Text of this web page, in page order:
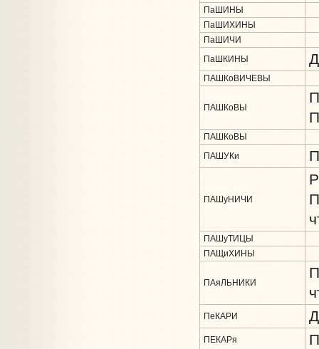
ПаШИНЫ
ПаШИХИНЫ
ПаШИЧИ
ПаШКИНЫ
ПАШКоВИЧЕВЫ
ПАШКоВЫ
ПАШКоВЫ
ПАШУКи
ПАШуНИЧИ
ПАШуТИЦЫ
ПАЩиХИНЫ
ПАяЛЬНИКИ
ПеКАРИ
ПЕКАРя